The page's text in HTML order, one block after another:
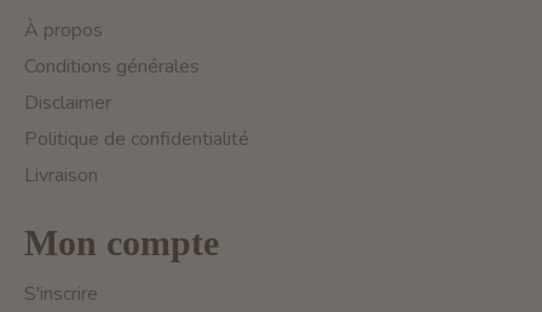
À propos
Conditions générales
Disclaimer
Politique de confidentialité
Livraison
Mon compte
S'inscrire